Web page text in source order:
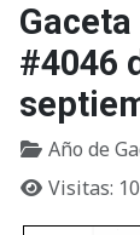
#4046
Año de
Visitas: